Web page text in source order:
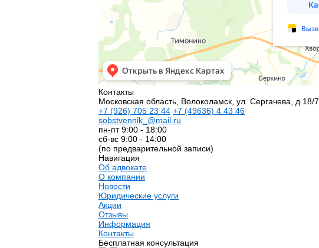
Контакты
Московская область, Волоколамск, ул. Сергачева, д.18/7
+7 (926) 705 23 44 +7 (49636) 4 43 46
sobstvennik_@mail.ru
пн-пт 9:00 - 18:00
сб-вс 9:00 - 14:00
(по предварительной записи)
Навигация
Об адвокате
О компании
Новости
Юридические услуги
Акции
Отзывы
Информация
Контакты
Бесплатная консультация